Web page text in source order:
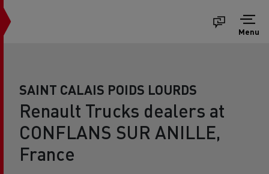
Menu
SAINT CALAIS POIDS LOURDS
Renault Trucks dealers at
CONFLANS SUR ANILLE,
France